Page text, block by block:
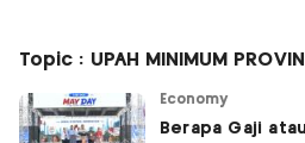
Topic : UPAH MINIMUM
Economy
Berapa Gaji